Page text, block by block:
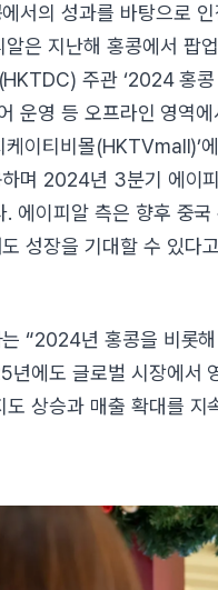
서의 성과를 바탕으로
알은 지난해 홍콩에서 팝
주관 ‘2024 홍
운영 등 오프라인 영역
케이티비몰(HKTVmall)’
며 2024년 3분기 에이
. 에이피알 측은 향후 중
성장을 기대할 수 있다
“2024년 홍콩을 비롯
년에도 글로벌 시장에서
도 상승과 매출 확대를 지